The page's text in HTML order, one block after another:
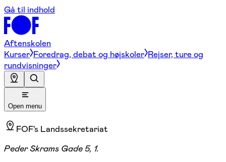
Gå til indhold
Aftenskolen
Kurser Foredrag, debat og højskoler Rejser, ture og
rundvisninger
Open menu
FOF's Landssekretariat
Peder Skrams Gade 5, 1.